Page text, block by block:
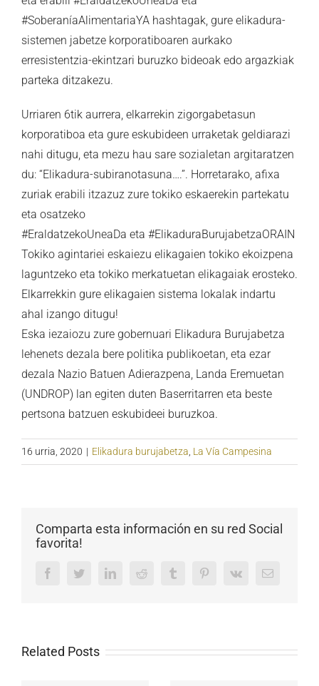
#SoberaníaAlimentariaYA hashtagak, gure elikadura-
sistemen jabetze korporatiboaren aurkako
erresistentzia-ekintzari buruzko bideoak edo argazkiak
parteka ditzakezu.
Urriaren 6tik aurrera, elkarrekin zigorgabetasun
korporatiboa eta gure eskubideen urraketak geldiarazi
nahi ditugu, eta mezu hau sare sozialetan argitaratzen
du: “Elikadura-subiranotasuna….”. Horretarako, afixa
zuriak erabili itzazuz zure tokiko eskaerekin partekatu
eta osatzeko
#EraldatzekoUneaDa eta #ElikaduraBurujabetzaORAIN
Tokiko agintariei eskaiezu elikagaien tokiko ekoizpena
laguntzeko eta tokiko merkatuetan elikagaiak erosteko.
Elkarrekkin gure elikagaien sistema lokalak indartu
ahal izango ditugu!
Eska iezaiozu zure gobernuari Elikadura Burujabetza
lehenets dezala bere politika publikoetan, eta ezar
dezala Nazio Batuen Adierazpena, Landa Eremuetan
(UNDROP) lan egiten duten Baserritarren eta beste
pertsona batzuen eskubideei buruzkoa.
16 urria, 2020 | Elikadura burujabetza, La Vía Campesina
Comparta esta información en su red Social
favorita!
FacebookTwitterLinkedInReddit Tumblr PinterestVk Email
Related Posts